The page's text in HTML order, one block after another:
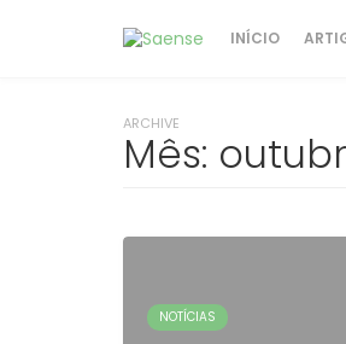
INÍCIO
ARCHIVE
Mês:
NOTÍCIAS